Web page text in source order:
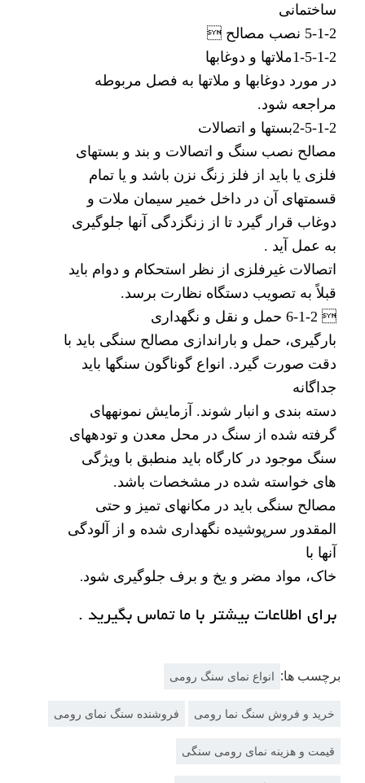
ساختمانی
5-1-2 نصب مصالح 
1-5-1-2ملاتها و دوغابها
در مورد دوغابها و ملاتها به فصل مربوطه
مراجعه شود.
2-5-1-2بستها و اتصالات
مصالح نصب سنگ و اتصالات و بند و بستهای
فلزی یا باید از فلز زنگ نزن باشد و یا تمام
قسمتهای آن در داخل خمیر سیمان ملات و
دوغاب قرار گیرد تا از زنگزدگی آنها جلوگیری
به عمل آید .
اتصالات غیرفلزی از نظر استحکام و دوام باید
قبلاً به تصویب دستگاه نظارت برسد.
 6-1-2 حمل و نقل و نگهداری
بارگیری، حمل و باراندازی مصالح سنگی باید با
دقت صورت گیرد. انواع گوناگون سنگها باید
جداگانه
دسته بندی و انبار شوند. آزمایش نمونههای
گرفته شده از سنگ در محل معدن و تودههای
سنگ موجود در کارگاه باید منطبق با ویژگی
های خواسته شده در مشخصات باشد.
مصالح سنگی باید در مکانهای تمیز و حتی
المقدور سرپوشیده نگهداری شده و از آلودگی
آنها با
خاک، مواد مضر و یخ و برف جلوگیری شود.
برای اطلاعات بیشتر با ما تماس بگیرید .
برچسب ها: انواع نمای سنگ رومی
خرید و فروش سنگ نما رومی فروشنده سنگ نمای رومی
قیمت و هزینه نمای رومی سنگی